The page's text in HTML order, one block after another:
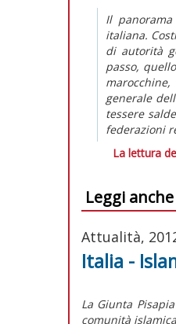
Il
italiana.
di autorità
passo,
generale
tessere
federazioni
La lettura
Leggi anche
Attualità,
Italia -
La Giunta
comunità